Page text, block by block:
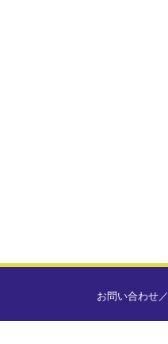
お問い合わせ ／